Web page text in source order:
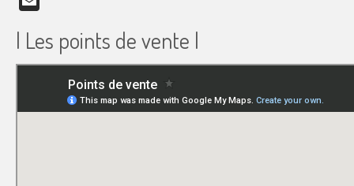
| Les points de vente |